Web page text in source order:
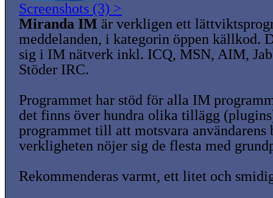
Screenshots (3) >
Miranda IM är verkligen ett
meddelanden, i kategorin öppen källkod.
sig i IM nätverk inkl. ICQ, MSN, AIM,
Stöder IRC.
Programmet har stöd för alla IM
det finns över hundra olika tillägg
programmet till att motsvara användarens
verkligheten nöjer sig de flesta med
Rekommenderas varmt, ett litet och